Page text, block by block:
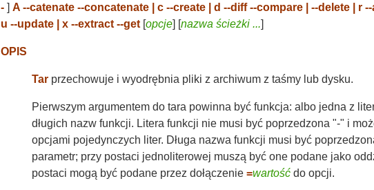
- ] A --catenate --concatenate | c --create | d --diff --compare | --delete | r --
u --update | x --extract --get [opcje] [nazwa ścieżki ...]
OPIS
Tar przechowuje i wyodrębnia pliki z archiwum z taśmy lub dysku.
Pierwszym argumentem do tara powinna być funkcja: albo jedna z
długich nazw funkcji. Litera funkcji nie musi być poprzedzona "-" i
opcjami pojedynczych liter. Długa nazwa funkcji musi być
parametr; przy postaci jednoliterowej muszą być one podane jako
postaci mogą być podane przez dołączenie=wartość do opcji.